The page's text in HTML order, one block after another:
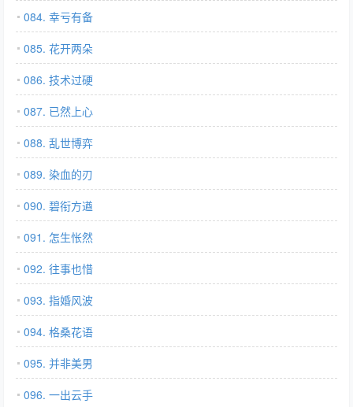
084. 幸亏有备
085. 花开两朵
086. 技术过硬
087. 已然上心
088. 乱世博弈
089. 染血的刃
090. 碧衔方遒
091. 怎生怅然
092. 往事也惜
093. 指婚风波
094. 格桑花语
095. 并非美男
096. 一出云手